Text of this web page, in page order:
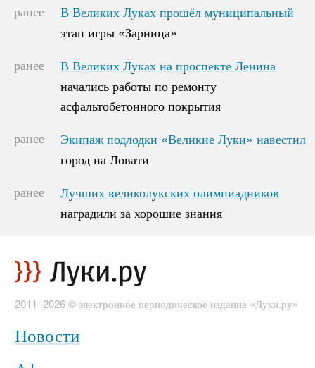
ранее
В Великих Луках прошёл муниципальный
этап игры «Зарница»
В Великих Луках прошёл муниципальный
этап игры «Зарница»
ранее
В Великих Луках на проспекте Ленина
начались работы по ремонту
асфальтобетонного покрытия
В Великих Луках на проспекте Ленина
начались работы по ремонту
асфальтобетонного покрытия
ранее
Экипаж подлодки «Великие Луки» навестил
город на Ловати
Экипаж подлодки «Великие Луки» навестил
город на Ловати
ранее
Лучших великолукских олимпиадников
наградили за хорошие знания
Лучших великолукских олимпиадников
наградили за хорошие знания
2011–2026 © электронное периодическое издание «Луки.ру»
Новости